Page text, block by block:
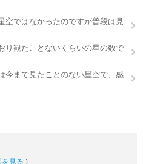
空ではなかったのですが普段は見
り観たことないくらいの星の数で
今まで見たことのない星空で、感
を見る )